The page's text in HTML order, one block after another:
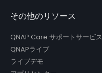
その他のリソース
QNAP Care サポートサービス
QNAPライブ
ライブデモ